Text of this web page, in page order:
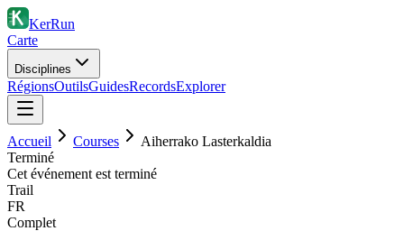
KerRun
Carte
Disciplines
RégionsOutilsGuidesRecordsExplorer
Accueil Courses
Aiherrako Lasterkaldia
Terminé
Cet événement est terminé
Trail
FR
Complet